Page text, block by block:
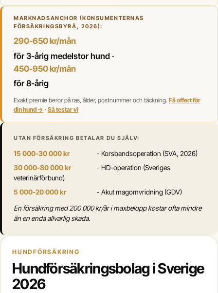
MARKNADSANCHOR (KONSUMENTERNAS
FÖRSÄKRINGSBYRÅ, 2026):
290-650 kr/mån
för 3-årig medelstor hund ·
450-950 kr/mån
för 8-årig
Exakt premie beror på ras, ålder, postnummer och täckning. Få offert för
din hund → · Så testar vi
UTAN FÖRSÄKRING BETALAR DU SJÄLV:
15 000-30 000 kr
- Korsbandsoperation (SVA, 2026)
30 000-80 000 kr
- HD-operation (Sveriges
veterinärförbund)
5 000-20 000 kr
- Akut magomvridning (GDV)
En försäkring med 200 000 kr/år i maxbelopp kostar ofta mindre
än en enda allvarlig skada.
HUNDFÖRSÄKRING
Hundförsäkringsbolag i Sverige
2026